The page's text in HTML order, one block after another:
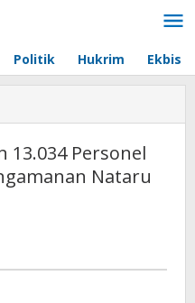
Politik Hukrim Ekbis
13.034 Personel
Nataru